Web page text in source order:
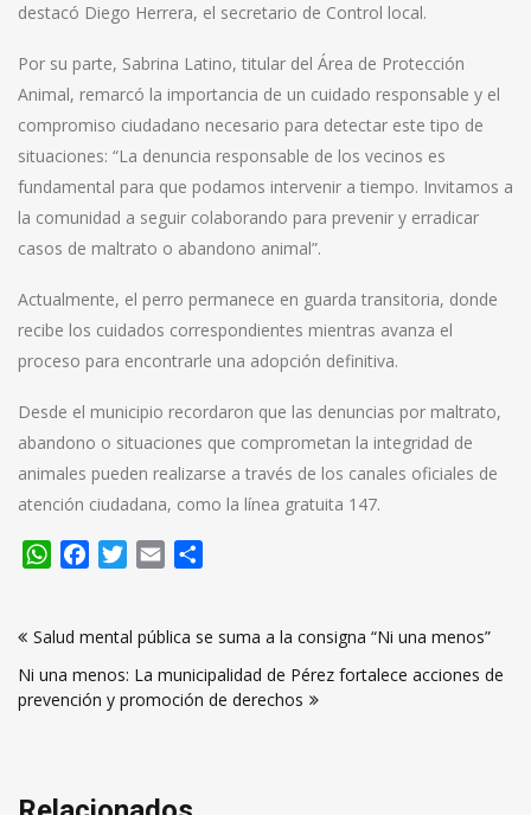
destacó Diego Herrera, el secretario de Control local.
Por su parte, Sabrina Latino, titular del Área de Protección
Animal, remarcó la importancia de un cuidado responsable y el
compromiso ciudadano necesario para detectar este tipo de
situaciones: “La denuncia responsable de los vecinos es
fundamental para que podamos intervenir a tiempo. Invitamos a
la comunidad a seguir colaborando para prevenir y erradicar
casos de maltrato o abandono animal”.
Actualmente, el perro permanece en guarda transitoria, donde
recibe los cuidados correspondientes mientras avanza el
proceso para encontrarle una adopción definitiva.
Desde el municipio recordaron que las denuncias por maltrato,
abandono o situaciones que comprometan la integridad de
animales pueden realizarse a través de los canales oficiales de
atención ciudadana, como la línea gratuita 147.
WhatsApp
FacebookTwitter
Email
de
entradas
Salud mental pública se suma a la consigna “Ni una menos”
Ni una menos: La municipalidad de Pérez fortalece acciones de
prevención y promoción de derechos